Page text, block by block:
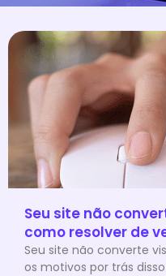
Seu site não
como resolver de
Seu site não converte
os motivos por trás disso